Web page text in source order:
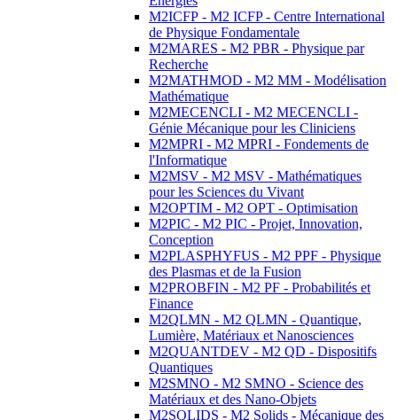
M2ICFP - M2 ICFP - Centre International
de Physique Fondamentale
M2MARES - M2 PBR - Physique par
Recherche
M2MATHMOD - M2 MM - Modélisation
Mathématique
M2MECENCLI - M2 MECENCLI -
Génie Mécanique pour les Cliniciens
M2MPRI - M2 MPRI - Fondements de
l'Informatique
M2MSV - M2 MSV - Mathématiques
pour les Sciences du Vivant
M2OPTIM - M2 OPT - Optimisation
M2PIC - M2 PIC - Projet, Innovation,
Conception
M2PLASPHYFUS - M2 PPF - Physique
des Plasmas et de la Fusion
M2PROBFIN - M2 PF - Probabilités et
Finance
M2QLMN - M2 QLMN - Quantique,
Lumière, Matériaux et Nanosciences
M2QUANTDEV - M2 QD - Dispositifs
Quantiques
M2SMNO - M2 SMNO - Science des
Matériaux et des Nano-Objets
M2SOLIDS - M2 Solids - Mécanique des